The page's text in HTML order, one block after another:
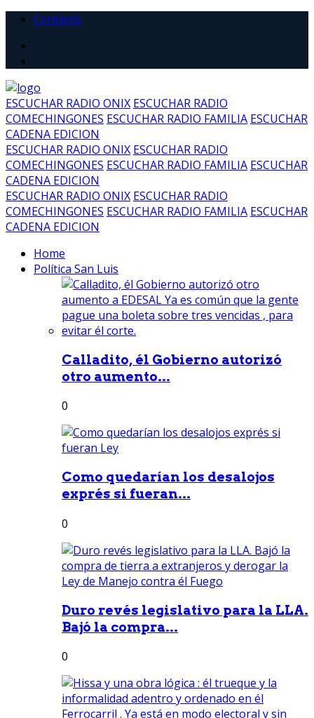
Contacto
ESCUCHAR RADIO ONIX ESCUCHAR RADIO
COMECHINGONES ESCUCHAR RADIO FAMILIA ESCUCHAR
CADENA EDICION
ESCUCHAR RADIO ONIX ESCUCHAR RADIO
COMECHINGONES ESCUCHAR RADIO FAMILIA ESCUCHAR
CADENA EDICION
ESCUCHAR RADIO ONIX ESCUCHAR RADIO
COMECHINGONES ESCUCHAR RADIO FAMILIA ESCUCHAR
CADENA EDICION
Home
Política San Luis
Calladito, él Gobierno autorizó
otro aumento...
0
Como quedarían los desalojos
exprés si fueran...
0
Duro revés legislativo para la LLA.
Bajó la compra...
0